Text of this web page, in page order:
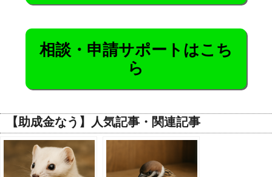
相談・申請サポートはこち
ら
【助成金なう】人気記事・関連記事